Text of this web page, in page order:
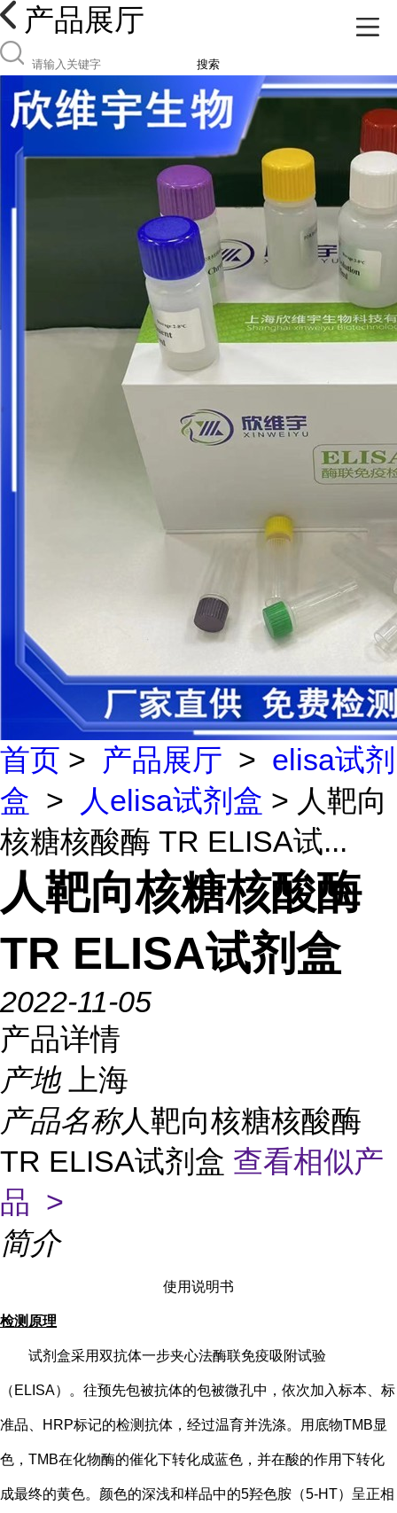
产品展厅
搜索
首页 > 产品展厅 > elisa试剂
盒 > 人elisa试剂盒 > 人靶向
核糖核酸酶 TR ELISA试...
人靶向核糖核酸酶
TR ELISA试剂盒
2022-11-05
产品详情
产地
上海
产品名称人靶向核糖核酸酶
TR ELISA试剂盒 查看相似产
品 >
简介
使用说明书
检测原理
试剂盒采用双抗体一步夹心法酶联免疫吸附试验
（ ELISA）。往预先包被抗体的包被微孔中，依次加入标本、标
准品、HRP标记的检测抗体，经过温育并洗涤。用底物TMB显
色，TMB在化物酶的催化下转化成蓝色，并在酸的作用下转化
成最终的黄色。颜色的深浅和样品中的5羟色胺（5-HT） 呈正相